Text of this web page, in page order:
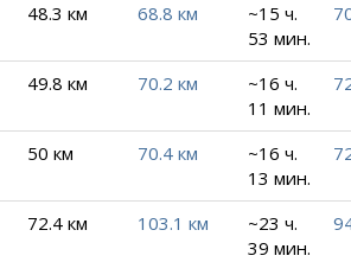
48.3 км 68.8 км
~15 ч.
53 мин.
49.8 км 70.2 км
~16 ч.
11 мин.
50 км 70.4 км
~16 ч.
13 мин.
72.4 км 103.1 км
~23 ч.
39 мин.